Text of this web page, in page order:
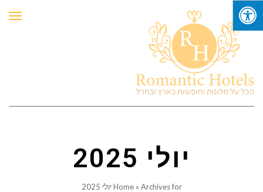
יולי 2025
Home» Archives for יולי 2025